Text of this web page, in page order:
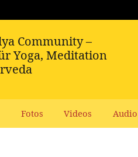
Fotos Videos Audio